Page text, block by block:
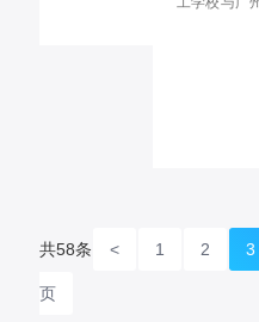
有限公司
共58条 < 1 2 3
页